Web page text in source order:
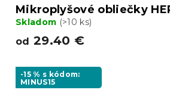
Mikroplyšové obliečky
Skladom (>10 ks)
od 29.40 €
-15 % s kódom:
MINUS15